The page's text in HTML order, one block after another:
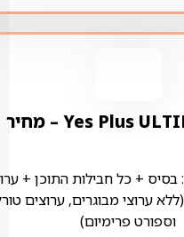
YES ‏- ‏ Yes Plus ULTIMATE – מחיר
בסיס + כל חבילות התוכן +
ערוצי מבוגרים, ערוצים
וספורט פרימיום)